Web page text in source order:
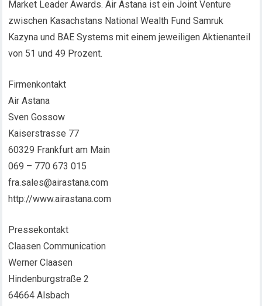
Market Leader Awards. Air Astana ist ein Joint Venture
zwischen Kasachstans National Wealth Fund Samruk
Kazyna und BAE Systems mit einem jeweiligen Aktienanteil
von 51 und 49 Prozent.
Firmenkontakt
Air Astana
Sven Gossow
Kaiserstrasse 77
60329 Frankfurt am Main
069 – 770 673 015
fra.sales@airastana.com
http://www.airastana.com
Pressekontakt
Claasen Communication
Werner Claasen
Hindenburgstraße 2
64664 Alsbach